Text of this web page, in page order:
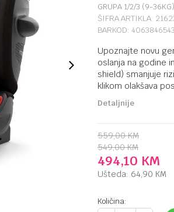
GRUPA 1/2/3 (9-36KG)
ŠIFRA ARTIKLA:
BARKOD:
Upoznajte novu
oslanja na godine
shield) smanjuje
klikom olakšava
Detaljnije
559,00 KM
549,00 KM
494,10 KM
Ušteda: 64,90 KM
Količina: